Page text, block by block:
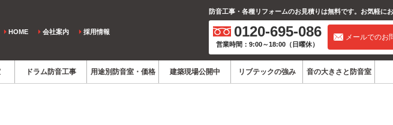
HOME 会社案内 採用情報
防音工事・各種リフォームのお見積りは無料です。お気軽に
フリーダイヤル：
0120-695-086
営業時間：9:00～18:00（日曜休）
メールでのお
ドラム防音工事 用途別防音室・価格 建築現場公開中 リブテックの強み 音の大きさと防音室